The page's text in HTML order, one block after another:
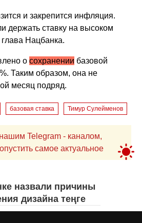
и закрепится инфляция.
держать ставку на высоком
Нацбанка.
осохранении базовой
Таким образом, она не
месяц подряд.
базовая ставка Тимур Сулейменов
Telegram - каналом,
чтобы не пропустить самое актуальное
назвали причины
дизайна теңге